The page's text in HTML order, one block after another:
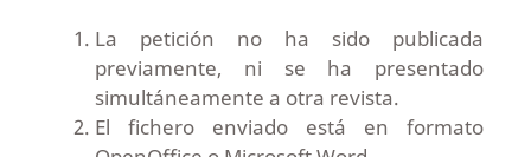
La petición no ha sido publicada
previamente, ni se ha presentado
simultáneamente a otra revista.
El fichero enviado está en formato